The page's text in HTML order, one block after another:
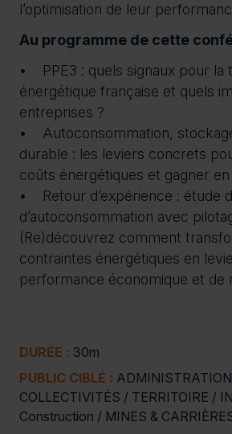
l’optimisation de leur
Au programme de cette
• PPE3 : quels signaux pour la
énergétique française et quels
entreprises ?
• Autoconsommation,
durable : les leviers concrets
coûts énergétiques et gagner
• Retour d’expérience : étude
d’autoconsommation avec
(Re)découvrez comment
contraintes énergétiques en
performance économique et de
DURÉE : 30m
PUBLIC CIBLÉ :
COLLECTIVITÉS / TERRITOIRE /
Construction / MINES &